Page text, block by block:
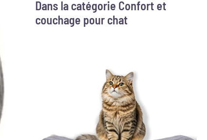
Dans la catégorie Confort et
couchage pour chat